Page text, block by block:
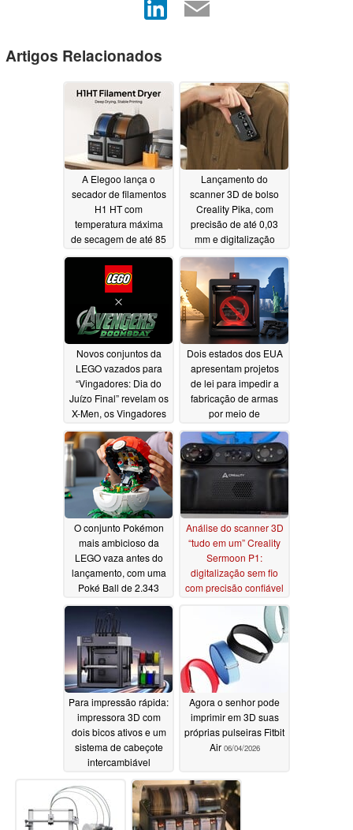
Artigos Relacionados
A Elegoo lança o
secador de filamentos
H1 HT com
temperatura máxima
de secagem de até 85
°C07/24/2026
Lançamento do
scanner 3D de bolso
Creality Pika, com
precisão de até 0,03
mm e digitalização
sem marcadores
07/23/2026
Novos conjuntos da
LEGO vazados para
“Vingadores: Dia do
Juízo Final” revelam os
X-Men, os Vingadores
Negros e muito mais
07/17/2026
Dois estados dos EUA
apresentam projetos
de lei para impedir a
fabricação de armas
por meio de
impressoras 3D
07/12/2026
O conjunto Pokémon
mais ambicioso da
LEGO vaza antes do
lançamento, com uma
Poké Ball de 2.343
peças que esconde um
mundo inteiro em seu
interior07/07/2026
Análise do scanner 3D
“tudo em um” Creality
Sermoon P1:
digitalização sem fio
com precisão confiável
Para impressão rápida:
impressora 3D com
dois bicos ativos e um
sistema de cabeçote
intercambiável
06/08/2026
Agora o senhor pode
imprimir em 3D suas
próprias pulseiras Fitbit
Air 06/04/2026